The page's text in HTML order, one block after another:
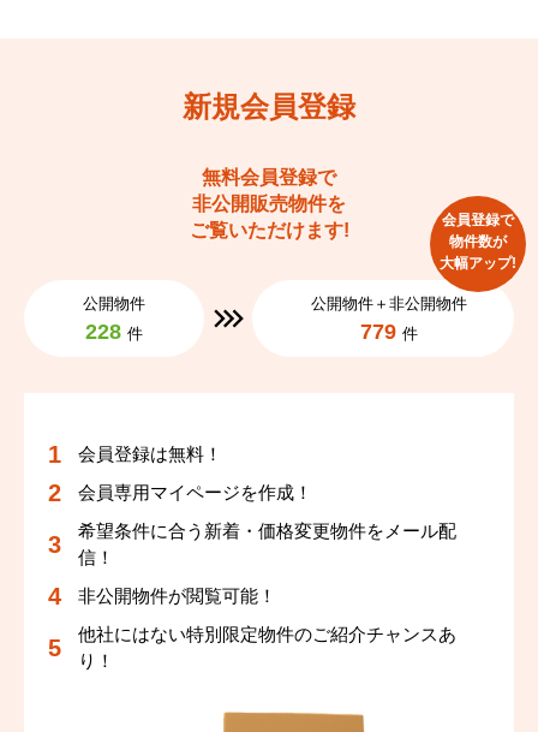
新規会員登録
無料会員登録で
非公開販売物件を
ご覧いただけます!
公開物件
228 件
公開物件＋非公開物件
779 件
会員登録で
物件数が
大幅アップ!
会員登録は無料！
会員専用マイページを作成！
希望条件に合う新着・価格変更物件をメール配
信！
非公開物件が閲覧可能！
他社にはない特別限定物件のご紹介チャンスあ
り！